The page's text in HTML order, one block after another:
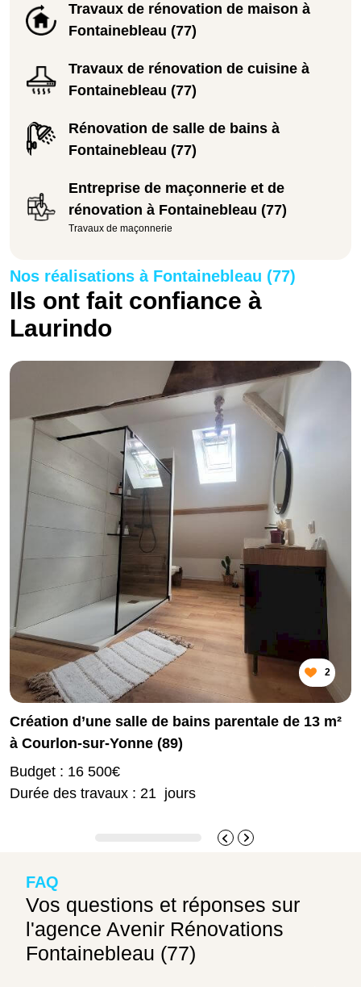
Travaux de rénovation de maison à
Fontainebleau (77)
Travaux de rénovation de cuisine à
Fontainebleau (77)
Rénovation de salle de bains à
Fontainebleau (77)
Entreprise de maçonnerie et de
rénovation à Fontainebleau (77)
Travaux de maçonnerie
Nos réalisations à Fontainebleau (77)
Ils ont fait confiance à
Laurindo
2
Création d’une salle de bains parentale de 13 m²
à Courlon-sur-Yonne (89)
Budget : 16 500€
Durée des travaux : 21 jours
FAQ
Vos questions et réponses sur
l'agence Avenir Rénovations
Fontainebleau (77)